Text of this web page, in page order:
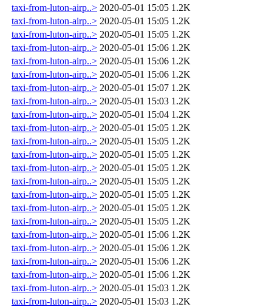
taxi-from-luton-airp..> 2020-05-01 15:05 1.2K
taxi-from-luton-airp..> 2020-05-01 15:05 1.2K
taxi-from-luton-airp..> 2020-05-01 15:05 1.2K
taxi-from-luton-airp..> 2020-05-01 15:06 1.2K
taxi-from-luton-airp..> 2020-05-01 15:06 1.2K
taxi-from-luton-airp..> 2020-05-01 15:06 1.2K
taxi-from-luton-airp..> 2020-05-01 15:07 1.2K
taxi-from-luton-airp..> 2020-05-01 15:03 1.2K
taxi-from-luton-airp..> 2020-05-01 15:04 1.2K
taxi-from-luton-airp..> 2020-05-01 15:05 1.2K
taxi-from-luton-airp..> 2020-05-01 15:05 1.2K
taxi-from-luton-airp..> 2020-05-01 15:05 1.2K
taxi-from-luton-airp..> 2020-05-01 15:05 1.2K
taxi-from-luton-airp..> 2020-05-01 15:05 1.2K
taxi-from-luton-airp..> 2020-05-01 15:05 1.2K
taxi-from-luton-airp..> 2020-05-01 15:05 1.2K
taxi-from-luton-airp..> 2020-05-01 15:05 1.2K
taxi-from-luton-airp..> 2020-05-01 15:06 1.2K
taxi-from-luton-airp..> 2020-05-01 15:06 1.2K
taxi-from-luton-airp..> 2020-05-01 15:06 1.2K
taxi-from-luton-airp..> 2020-05-01 15:06 1.2K
taxi-from-luton-airp..> 2020-05-01 15:03 1.2K
taxi-from-luton-airp..> 2020-05-01 15:03 1.2K